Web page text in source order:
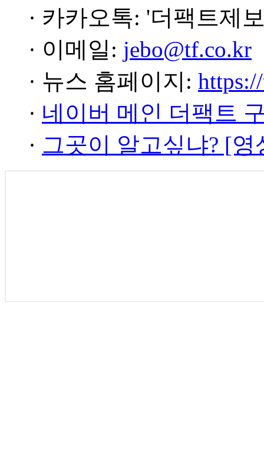
· 카카오톡: '더팩트제
· 이메일: jebo@tf.co.kr
· 뉴스 홈페이지:
· 네이버 메인 더팩트
· 그곳이 알고싶냐? [